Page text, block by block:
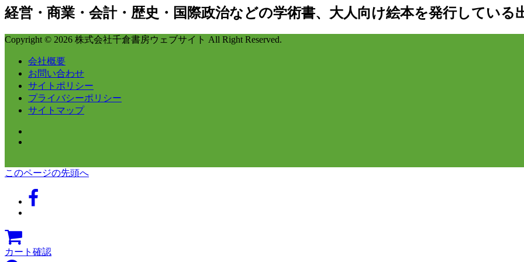
経営・商業・会計・歴史・国際政治などの学術書、大人向け絵本を発行している
Copyright © 2026 株式会社千倉書房ウェブサイト All Right Reserved.
会社概要
お問い合わせ
サイトポリシー
プライバシーポリシー
サイトマップ
このページの先頭へ
カート確認